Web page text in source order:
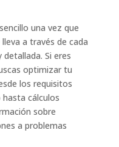
una vez que
a través de cada
Si eres
optimizar tu
los requisitos
cálculos
sobre
a problemas